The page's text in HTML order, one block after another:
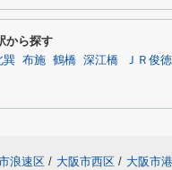
から探す
巽 布施 鶴橋 深江橋 ＪＲ俊
浪速区 / 大阪市西区 / 大阪市